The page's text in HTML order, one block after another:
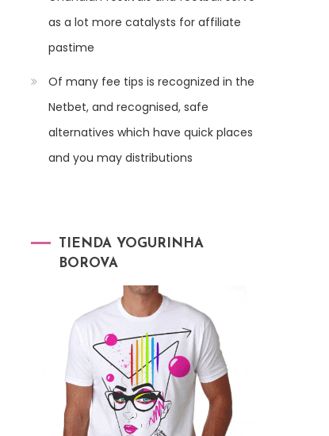
as a lot more catalysts for affiliate
pastime
Of many fee tips is recognized in the
Netbet, and recognised, safe
alternatives which have quick places
and you may distributions
TIENDA YOGURINHA
BOROVA